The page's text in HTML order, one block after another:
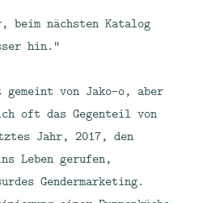
beim nächsten Katalog
hin.“
gemeint von Jako-o, aber
oft das Gegenteil von
Jahr, 2017, den
Leben gerufen,
Gendermarketing.